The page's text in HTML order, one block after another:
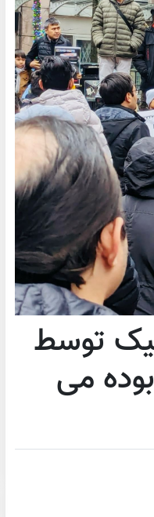
توسط
می